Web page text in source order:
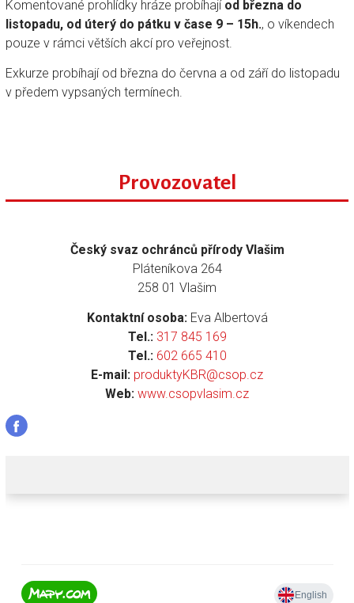
Komentované prohlídky hráze probíhají od března do
listopadu, od úterý do pátku v čase 9 – 15h., o víkendech
pouze v rámci větších akcí pro veřejnost.
Exkurze probíhají od března do června a od září do listopadu
v předem vypsaných termínech.
Provozovatel
Český svaz ochránců přírody Vlašim
Pláteníkova 264
258 01 Vlašim
Kontaktní osoba:Eva Albertová
Tel.: 317 845 169
Tel.: 602 665 410
E-mail: produktyKBR@csop.cz
Web: www.csopvlasim.cz